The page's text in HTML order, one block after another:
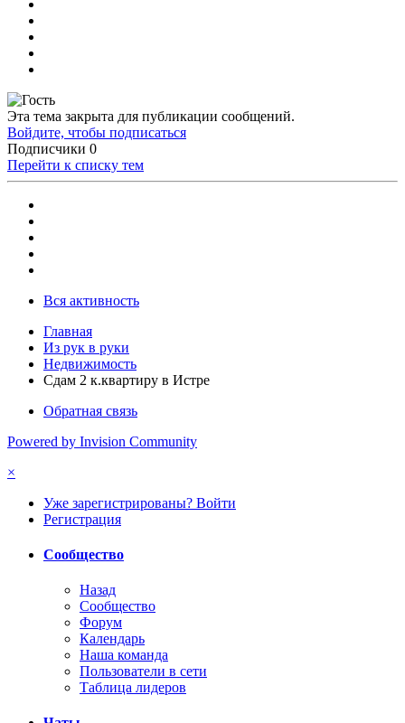
Эта тема закрыта для публикации сообщений.
Войдите, чтобы подписаться
Подписчики 0
Перейти к списку тем
Вся активность
Главная
Из рук в руки
Недвижимость
Сдам 2 к.квартиру в Истре
Обратная связь
Powered by Invision Community
×
Уже зарегистрированы? Войти
Регистрация
Сообщество
Назад
Сообщество
Форум
Календарь
Наша команда
Пользователи в сети
Таблица лидеров